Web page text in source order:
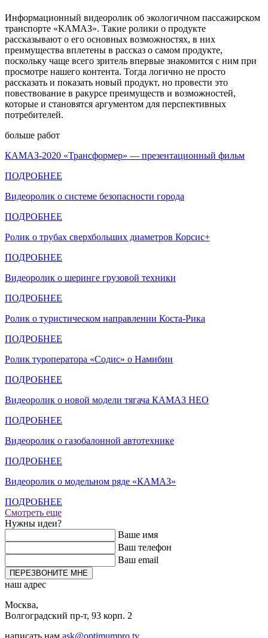
Информационный видеоролик об экологичном пассажирском
транспорте «КАМАЗ». Такие ролики о продукте
рассказывают о его основных возможностях, в них
преимущества вплетены в рассказ о самом продукте,
поскольку чаще всего зритель впервые знакомится с ним при
просмотре нашего контента. Тогда логично не просто
рассказать и показать новый продукт, но провести это
повествование в ракурсе преимуществ и возможностей,
которые и становятся аргументом для перспективных
потребителей.
больше работ
КАМАЗ-2020 «Трансформер» — презентационный фильм
ПОДРОБНЕЕ
Видеоролик о системе безопасности города
ПОДРОБНЕЕ
Ролик о трубах сверхбольших диаметров Корсис+
ПОДРОБНЕЕ
Видеоролик о шеринге грузовой техники
ПОДРОБНЕЕ
Ролик о туристическом направлении Коста-Рика
ПОДРОБНЕЕ
Ролик туроператора «Содис» о Намибии
ПОДРОБНЕЕ
Видеоролик о новой модели тягача КАМАЗ НЕО
ПОДРОБНЕЕ
Видеоролик о газобалонной автотехнике
ПОДРОБНЕЕ
Видеоролик о модельном ряде «КАМАЗ»
ПОДРОБНЕЕ
Смотреть еще
Нужны идеи?
Ваше имя
Ваш телефон
Ваш email
ПЕРЕЗВОНИТЕ МНЕ
наш адрес
Москва,
Волгоградский пр-т, 93 корп. 2
написать нам ask@optimumpro.tv